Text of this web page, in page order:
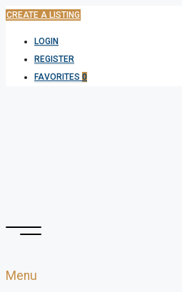
CREATE A LISTING
LOGIN
REGISTER
FAVORITES 0
Menu